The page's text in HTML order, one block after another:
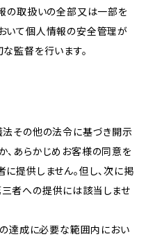
の取扱いの全部又は一部を
いて個人情報の安全管理が
監督を行います。
法その他の法令に基づき開示
、あらかじめお客様の同意を
提供しません。但し、次に掲
者への提供には該当しませ
の達成に必要な範囲内におい